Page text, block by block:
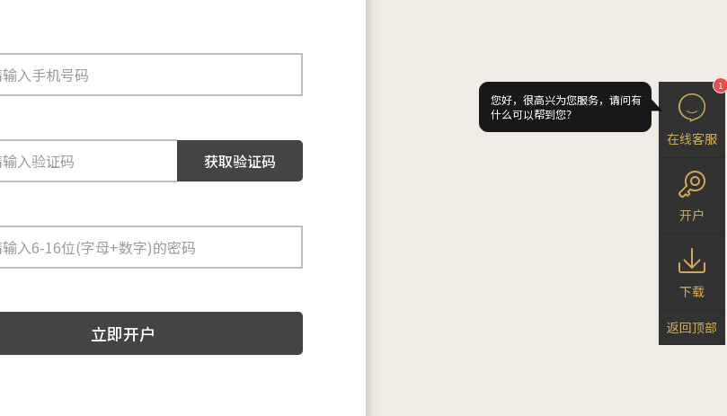
获取验证码
立即开户
1
在线客服
开户
您好，很高兴为您服务，请问有
什么可以帮到您？
下载
返回顶部